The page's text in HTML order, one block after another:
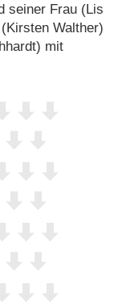
seiner Frau (Lis
Walther)
mit